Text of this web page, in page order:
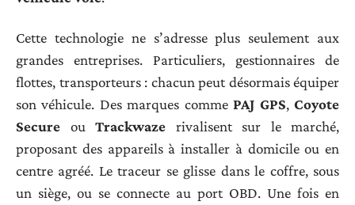
Cette technologie ne s’adresse plus seulement aux
grandes entreprises. Particuliers, gestionnaires de
flottes, transporteurs : chacun peut désormais équiper
son véhicule. Des marques commePAJ GPS,Coyote
Secure ou Trackwaze rivalisent sur le marché,
proposant des appareils à installer à domicile ou en
centre agréé. Le traceur se glisse dans le coffre, sous
un siège, ou se connecte au port OBD. Une fois en